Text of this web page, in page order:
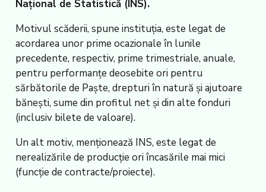
Național de Statistică (INS).
Motivul scăderii, spune instituția, este legat de
acordarea unor prime ocazionale în lunile
precedente, respectiv, prime trimestriale, anuale,
pentru performanțe deosebite ori pentru
sărbătorile de Paște, drepturi în natură şi ajutoare
băneşti, sume din profitul net şi din alte fonduri
(inclusiv bilete de valoare).
Un alt motiv, menționează INS, este legat de
nerealizările de producție ori încasările mai mici
(funcţie de contracte/proiecte).